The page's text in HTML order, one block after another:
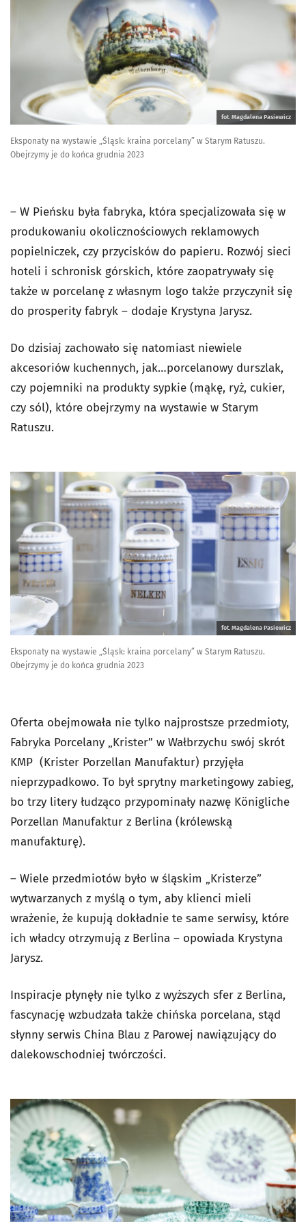
fot. Magdalena Pasiewicz
Eksponaty na wystawie „Śląsk: kraina porcelany” w Starym Ratuszu.
Obejrzymy je do końca grudnia 2023
– W Pieńsku była fabryka, która specjalizowała się w
produkowaniu okolicznościowych reklamowych
popielniczek, czy przycisków do papieru. Rozwój sieci
hoteli i schronisk górskich, które zaopatrywały się
także w porcelanę z własnym logo także przyczynił się
do prosperity fabryk – dodaje Krystyna Jarysz.
Do dzisiaj zachowało się natomiast niewiele
akcesoriów kuchennych, jak…porcelanowy durszlak,
czy pojemniki na produkty sypkie (mąkę, ryż, cukier,
czy sól), które obejrzymy na wystawie w Starym
Ratuszu.
fot. Magdalena Pasiewicz
Eksponaty na wystawie „Śląsk: kraina porcelany” w Starym Ratuszu.
Obejrzymy je do końca grudnia 2023
Oferta obejmowała nie tylko najprostsze przedmioty,
Fabryka Porcelany „Krister” w Wałbrzychu swój skrót
KMP (Krister Porzellan Manufaktur) przyjęła
nieprzypadkowo. To był sprytny marketingowy zabieg,
bo trzy litery łudząco przypominały nazwę Königliche
Porzellan Manufaktur z Berlina (królewską
manufakturę).
– Wiele przedmiotów było w śląskim „Kristerze”
wytwarzanych z myślą o tym, aby klienci mieli
wrażenie, że kupują dokładnie te same serwisy, które
ich władcy otrzymują z Berlina – opowiada Krystyna
Jarysz.
Inspiracje płynęły nie tylko z wyższych sfer z Berlina,
fascynację wzbudzała także chińska porcelana, stąd
słynny serwis China Blau z Parowej nawiązujący do
dalekowschodniej twórczości.